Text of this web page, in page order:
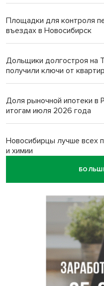
Площадки для контроля
въездах в Новосибирск
Дольщики долгостроя на
получили ключи от квартир
Доля рыночной ипотеки в
итогам июля 2026 года
Новосибирцы лучше всех
и химии
Нейросеть для
Двум бойцам СВО после
«оживили» нервы в
Персидский ковер «108
Востока в Новосибирск